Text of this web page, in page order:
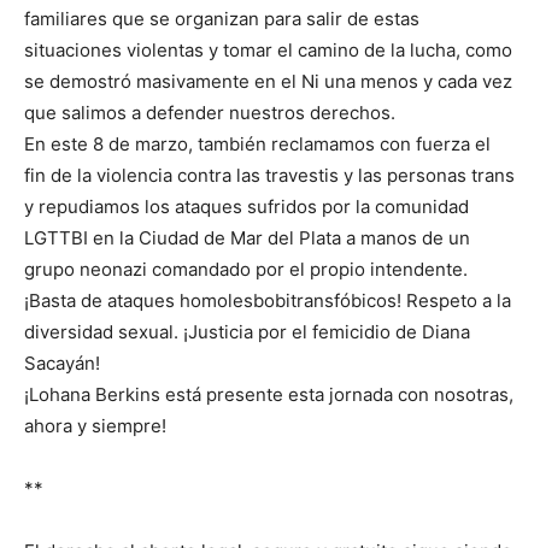
familiares que se organizan para salir de estas
situaciones violentas y tomar el camino de la lucha, como
se demostró masivamente en el Ni una menos y cada vez
que salimos a defender nuestros derechos.
En este 8 de marzo, también reclamamos con fuerza el
fin de la violencia contra las travestis y las personas trans
y repudiamos los ataques sufridos por la comunidad
LGTTBI en la Ciudad de Mar del Plata a manos de un
grupo neonazi comandado por el propio intendente.
¡Basta de ataques homolesbobitransfóbicos! Respeto a la
diversidad sexual. ¡Justicia por el femicidio de Diana
Sacayán!
¡Lohana Berkins está presente esta jornada con nosotras,
ahora y siempre!
**